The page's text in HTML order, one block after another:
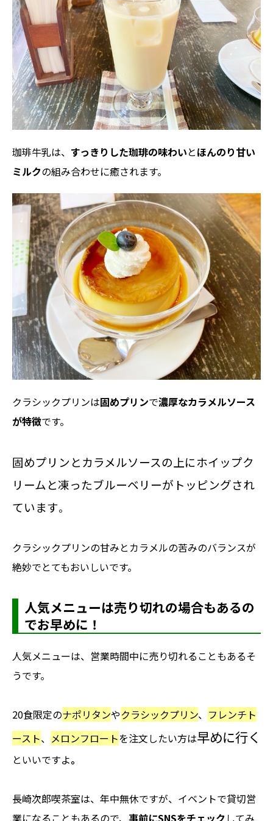
珈琲牛乳は、 すっきりした珈琲の味わいとほんのり甘い
ミルクの組み合わせに癒されます。
クラシックプリンは固めプリンで濃厚なカラメルソース
が特徴です。
固めプリンとカラメルソースの上にホイップク
リームと凍ったブルーベリーがトッピングされ
ています。
クラシックプリンの甘みとカラメルの苦みのバランスが
絶妙でとてもおいしいです。
人気メニューは売り切れの場合もあるの
でお早めに！
人気メニューは、営業時間中に売り切れることもあるそ
うです。
20食限定のナポリタンやクラシックプリン、 フレンチト
ースト、 メロンフロートを注文したい方は早めに行く
といいですよ。
長崎次郎喫茶室は、年中無休ですが、イベントで貸切営
業になることもあるので、 事前にSNSをチェックしてみ